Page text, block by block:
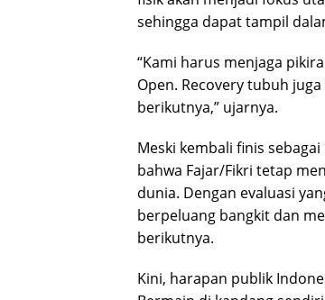
sehingga dapat tampil
“Kami harus menjaga
Open. Recovery tubuh
berikutnya,” ujarnya.
Meski kembali finis
bahwa Fajar/Fikri tetap
dunia. Dengan evaluasi
berpeluang bangkit dan
berikutnya.
Kini, harapan publik